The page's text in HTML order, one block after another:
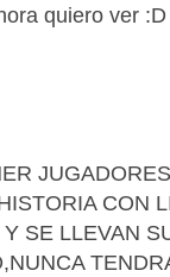
quiero ver
CON
SE LLEVAN